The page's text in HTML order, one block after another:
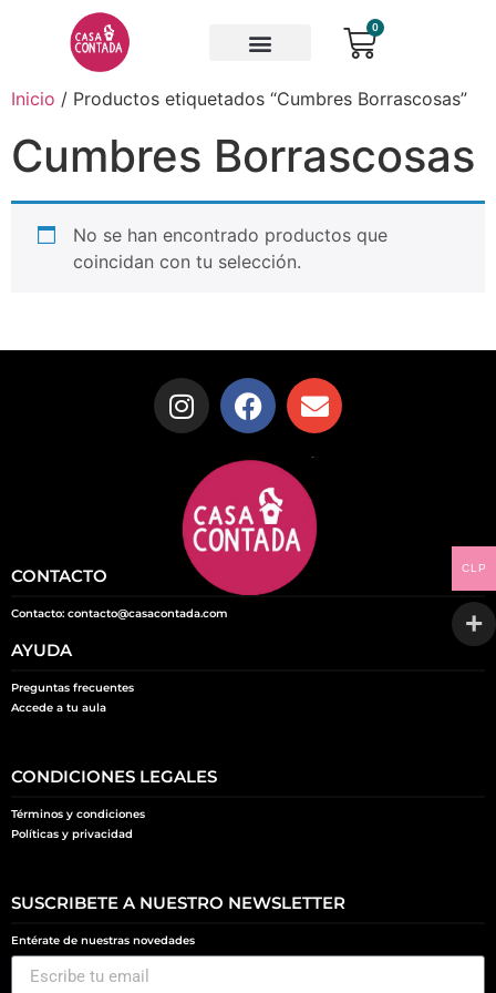
0
Inicio / Productos etiquetados “Cumbres Borrascosas”
Cumbres Borrascosas
No se han encontrado productos que
coincidan con tu selección.
CONTACTO
Contacto: contacto@casacontada.com
AYUDA
Preguntas frecuentes
Accede a tu aula
CONDICIONES LEGALES
Términos y condiciones
Políticas y privacidad
SUSCRIBETE A NUESTRO NEWSLETTER
Entérate de nuestras novedades
CLP